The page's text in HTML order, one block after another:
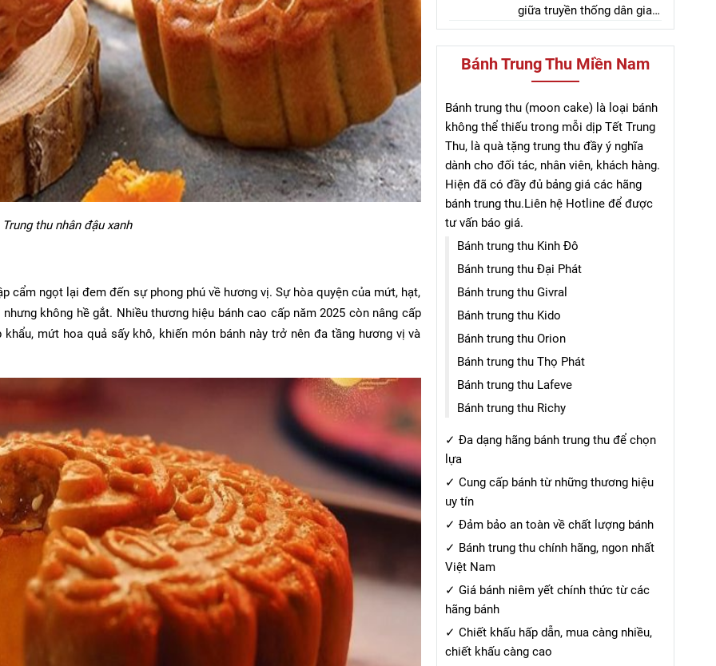
thu nhân đậu xanh
cẩm ngọt lại đem đến sự phong phú về hương vị. Sự hòa quyện của mứt, hạt,
không hề gắt. Nhiều thương hiệu bánh cao cấp năm 2025 còn nâng cấp
mứt hoa quả sấy khô, khiến món bánh này trở nên đa tầng hương vị và
giữ vị trí đặc biệt trong
lòng người thưởng
thức. Vậy đâu là loại bánh
nhân ngọt phù hợp nhất để
này? Cùng tìm hiểu thông
qua bài viết sau.
giữa truyền thống dân gian,
kỷ niệm lịch sử và các
ngày quốc tế. Bài viết này
điểm qua những ngày lễ
lớn mang tính biểu tượng
trong đời sống văn hóa —
từ Tết truyền thống đến
các dịp kỷ niệm quốc gia
— nhằm cung cấp tư liệu
chi tiết, chính xác và dễ sử
dụng cho mục đích SEO và
truyền thông. Từ khóa
"ngày lễ lớn" sẽ xuất hiện
nội dung cho công cụ tìm
kiếm.
Bánh Trung Thu Miền Nam
Bánh trung thu (moon cake) là loại bánh
không thể thiếu trong mỗi dịp Tết Trung
Thu, là quà tặng trung thu đầy ý nghĩa
dành cho đối tác, nhân viên, khách hàng.
Hiện đã có đầy đủ bảng giá các hãng
bánh trung thu.Liên hệ Hotline để được
tư vấn báo giá.
Bánh trung thu Kinh Đô
Bánh trung thu Đại Phát
Bánh trung thu Givral
Bánh trung thu Kido
Bánh trung thu Orion
Bánh trung thu Thọ Phát
Bánh trung thu Lafeve
Bánh trung thu Richy
✓ Đa dạng hãng bánh trung thu để chọn
lựa
✓ Cung cấp bánh từ những thương hiệu
uy tín
✓ Đảm bảo an toàn về chất lượng bánh
✓ Bánh trung thu chính hãng, ngon nhất
Việt Nam
✓ Giá bánh niêm yết chính thức từ các
hãng bánh
✓ Chiết khấu hấp dẫn, mua càng nhiều,
chiết khấu càng cao